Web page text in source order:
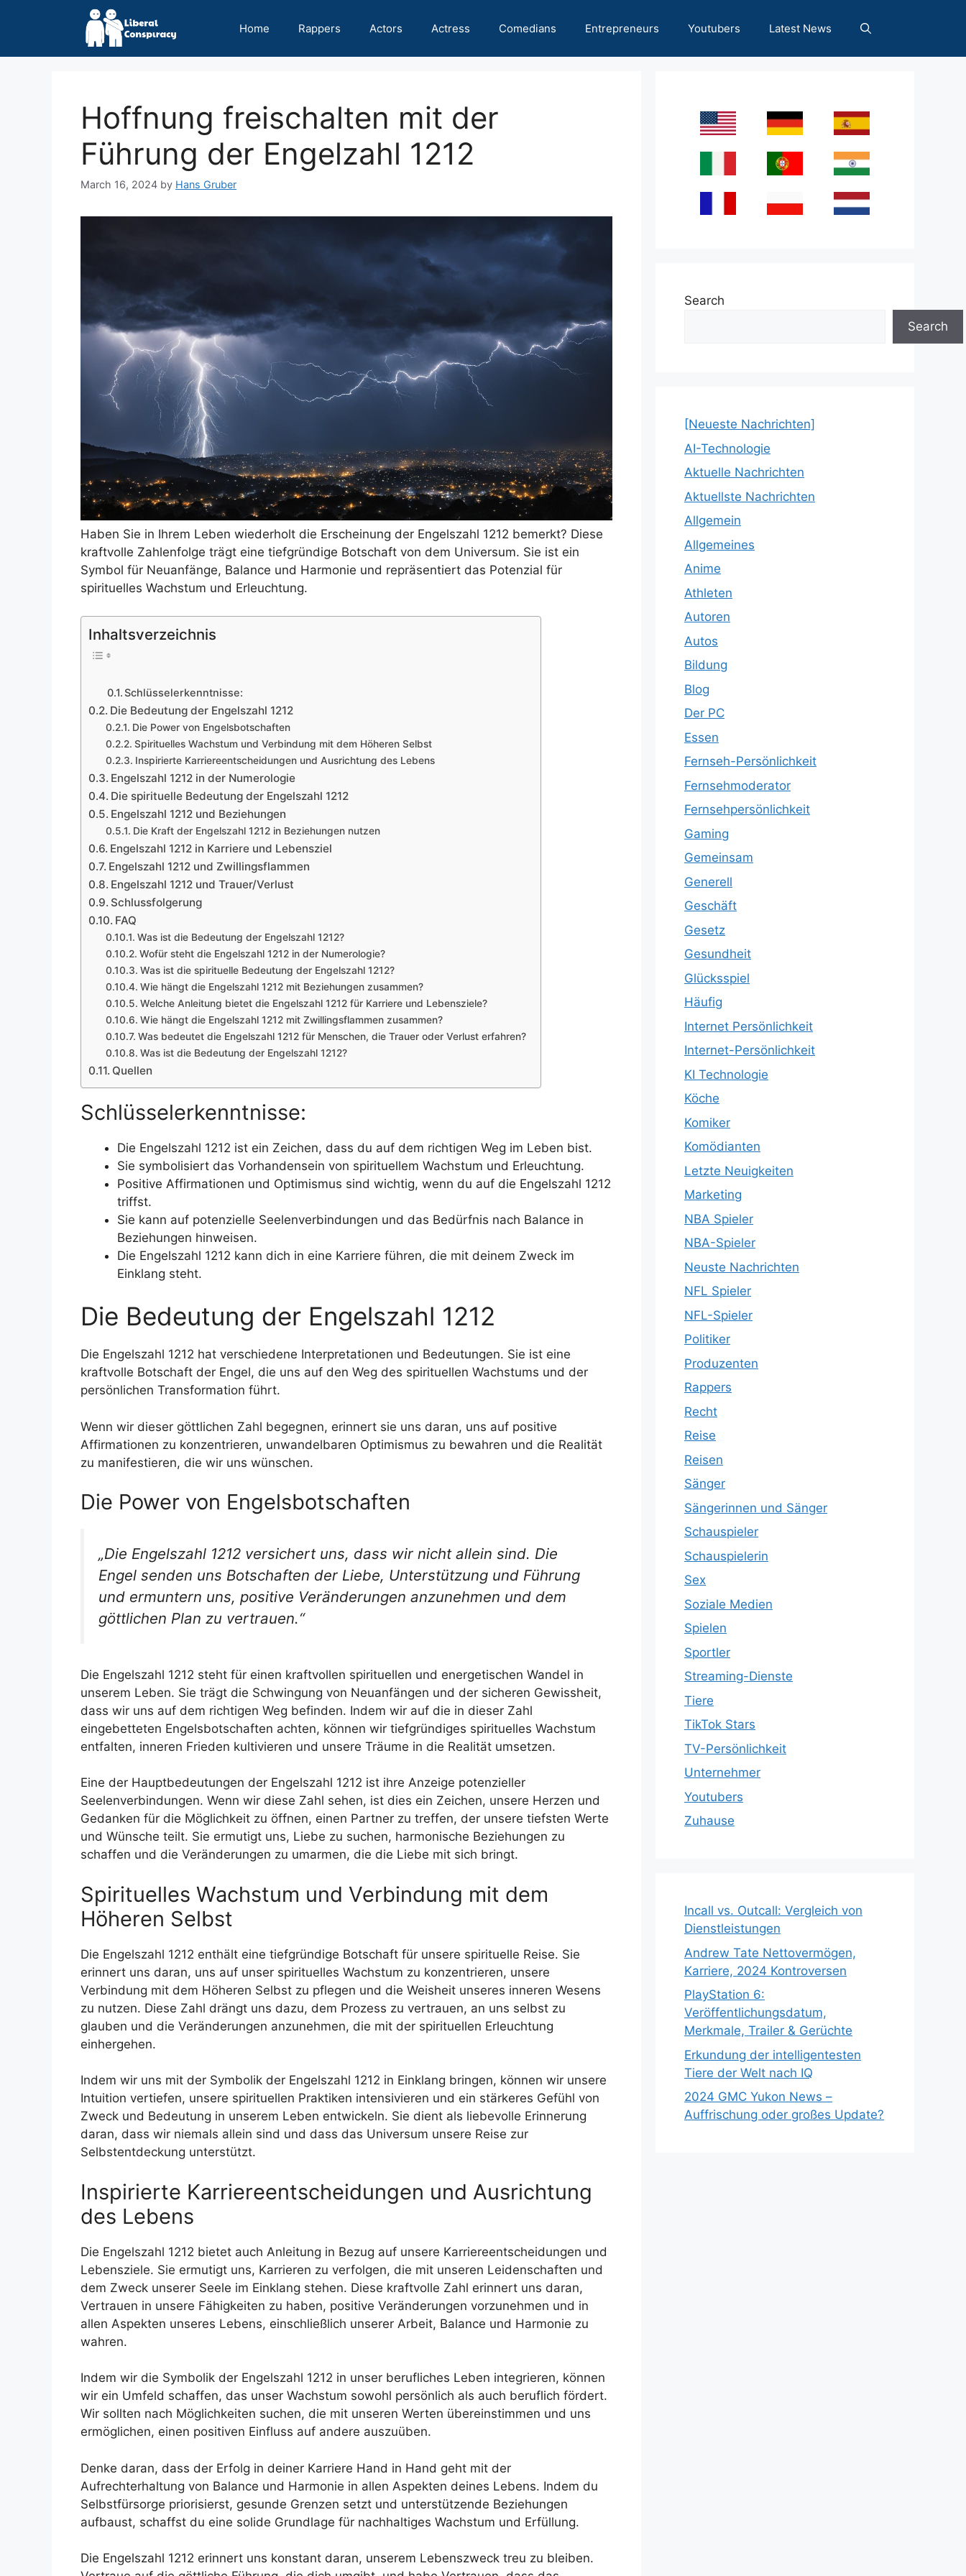
Home Rappers Actors Actress Comedians Entrepreneurs Youtubers Latest News
Hoffnung freischalten mit der
Führung der Engelzahl 1212
March 16, 2024 by Hans Gruber
Haben Sie in Ihrem Leben wiederholt die Erscheinung der Engelszahl 1212 bemerkt? Diese
kraftvolle Zahlenfolge trägt eine tiefgründige Botschaft von dem Universum. Sie ist ein
Symbol für Neuanfänge, Balance und Harmonie und repräsentiert das Potenzial für
spirituelles Wachstum und Erleuchtung.
Inhaltsverzeichnis
Schlüsselerkenntnisse:
Die Bedeutung der Engelszahl 1212
Die Power von Engelsbotschaften
Spirituelles Wachstum und Verbindung mit dem Höheren Selbst
Inspirierte Karriereentscheidungen und Ausrichtung des Lebens
Engelszahl 1212 in der Numerologie
Die spirituelle Bedeutung der Engelszahl 1212
Engelszahl 1212 und Beziehungen
Die Kraft der Engelszahl 1212 in Beziehungen nutzen
Engelszahl 1212 in Karriere und Lebensziel
Engelszahl 1212 und Zwillingsflammen
Engelszahl 1212 und Trauer/Verlust
Schlussfolgerung
FAQ
Was ist die Bedeutung der Engelszahl 1212?
Wofür steht die Engelszahl 1212 in der Numerologie?
Was ist die spirituelle Bedeutung der Engelszahl 1212?
Wie hängt die Engelszahl 1212 mit Beziehungen zusammen?
Welche Anleitung bietet die Engelszahl 1212 für Karriere und Lebensziele?
Wie hängt die Engelszahl 1212 mit Zwillingsflammen zusammen?
Was bedeutet die Engelszahl 1212 für Menschen, die Trauer oder Verlust erfahren?
Was ist die Bedeutung der Engelszahl 1212?
Quellen
Schlüsselerkenntnisse:
Die Engelszahl 1212 ist ein Zeichen, dass du auf dem richtigen Weg im Leben bist.
Sie symbolisiert das Vorhandensein von spirituellem Wachstum und Erleuchtung.
Positive Affirmationen und Optimismus sind wichtig, wenn du auf die Engelszahl 1212
triffst.
Sie kann auf potenzielle Seelenverbindungen und das Bedürfnis nach Balance in
Beziehungen hinweisen.
Die Engelszahl 1212 kann dich in eine Karriere führen, die mit deinem Zweck im
Einklang steht.
Die Bedeutung der Engelszahl 1212
Die Engelszahl 1212 hat verschiedene Interpretationen und Bedeutungen. Sie ist eine
kraftvolle Botschaft der Engel, die uns auf den Weg des spirituellen Wachstums und der
persönlichen Transformation führt.
Wenn wir dieser göttlichen Zahl begegnen, erinnert sie uns daran, uns auf positive
Affirmationen zu konzentrieren, unwandelbaren Optimismus zu bewahren und die Realität
zu manifestieren, die wir uns wünschen.
Die Power von Engelsbotschaften
„Die Engelszahl 1212 versichert uns, dass wir nicht allein sind. Die
Engel senden uns Botschaften der Liebe, Unterstützung und Führung
und ermuntern uns, positive Veränderungen anzunehmen und dem
göttlichen Plan zu vertrauen.“
Die Engelszahl 1212 steht für einen kraftvollen spirituellen und energetischen Wandel in
unserem Leben. Sie trägt die Schwingung von Neuanfängen und der sicheren Gewissheit,
dass wir uns auf dem richtigen Weg befinden. Indem wir auf die in dieser Zahl
eingebetteten Engelsbotschaften achten, können wir tiefgründiges spirituelles Wachstum
entfalten, inneren Frieden kultivieren und unsere Träume in die Realität umsetzen.
Eine der Hauptbedeutungen der Engelszahl 1212 ist ihre Anzeige potenzieller
Seelenverbindungen. Wenn wir diese Zahl sehen, ist dies ein Zeichen, unsere Herzen und
Gedanken für die Möglichkeit zu öffnen, einen Partner zu treffen, der unsere tiefsten Werte
und Wünsche teilt. Sie ermutigt uns, Liebe zu suchen, harmonische Beziehungen zu
schaffen und die Veränderungen zu umarmen, die die Liebe mit sich bringt.
Spirituelles Wachstum und Verbindung mit dem
Höheren Selbst
Die Engelszahl 1212 enthält eine tiefgründige Botschaft für unsere spirituelle Reise. Sie
erinnert uns daran, uns auf unser spirituelles Wachstum zu konzentrieren, unsere
Verbindung mit dem Höheren Selbst zu pflegen und die Weisheit unseres inneren Wesens
zu nutzen. Diese Zahl drängt uns dazu, dem Prozess zu vertrauen, an uns selbst zu
glauben und die Veränderungen anzunehmen, die mit der spirituellen Erleuchtung
einhergehen.
Indem wir uns mit der Symbolik der Engelszahl 1212 in Einklang bringen, können wir unsere
Intuition vertiefen, unsere spirituellen Praktiken intensivieren und ein stärkeres Gefühl von
Zweck und Bedeutung in unserem Leben entwickeln. Sie dient als liebevolle Erinnerung
daran, dass wir niemals allein sind und dass das Universum unsere Reise zur
Selbstentdeckung unterstützt.
Inspirierte Karriereentscheidungen und Ausrichtung
des Lebens
Die Engelszahl 1212 bietet auch Anleitung in Bezug auf unsere Karriereentscheidungen und
Lebensziele. Sie ermutigt uns, Karrieren zu verfolgen, die mit unseren Leidenschaften und
dem Zweck unserer Seele im Einklang stehen. Diese kraftvolle Zahl erinnert uns daran,
Vertrauen in unsere Fähigkeiten zu haben, positive Veränderungen vorzunehmen und in
allen Aspekten unseres Lebens, einschließlich unserer Arbeit, Balance und Harmonie zu
wahren.
Indem wir die Symbolik der Engelszahl 1212 in unser berufliches Leben integrieren, können
wir ein Umfeld schaffen, das unser Wachstum sowohl persönlich als auch beruflich fördert.
Wir sollten nach Möglichkeiten suchen, die mit unseren Werten übereinstimmen und uns
ermöglichen, einen positiven Einfluss auf andere auszuüben.
Denke daran, dass der Erfolg in deiner Karriere Hand in Hand geht mit der
Aufrechterhaltung von Balance und Harmonie in allen Aspekten deines Lebens. Indem du
Selbstfürsorge priorisierst, gesunde Grenzen setzt und unterstützende Beziehungen
aufbaust, schaffst du eine solide Grundlage für nachhaltiges Wachstum und Erfüllung.
Die Engelszahl 1212 erinnert uns konstant daran, unserem Lebenszweck treu zu bleiben.
Search
Search
[Neueste Nachrichten]
AI-Technologie
Aktuelle Nachrichten
Aktuellste Nachrichten
Allgemein
Allgemeines
Anime
Athleten
Autoren
Autos
Bildung
Blog
Der PC
Essen
Fernseh-Persönlichkeit
Fernsehmoderator
Fernsehpersönlichkeit
Gaming
Gemeinsam
Generell
Geschäft
Gesetz
Gesundheit
Glücksspiel
Häufig
Internet Persönlichkeit
Internet-Persönlichkeit
KI Technologie
Köche
Komiker
Komödianten
Letzte Neuigkeiten
Marketing
NBA Spieler
NBA-Spieler
Neuste Nachrichten
NFL Spieler
NFL-Spieler
Politiker
Produzenten
Rappers
Recht
Reise
Reisen
Sänger
Sängerinnen und Sänger
Schauspieler
Schauspielerin
Sex
Soziale Medien
Spielen
Sportler
Streaming-Dienste
Tiere
TikTok Stars
TV-Persönlichkeit
Unternehmer
Youtubers
Zuhause
Incall vs. Outcall: Vergleich von
Dienstleistungen
Andrew Tate Nettovermögen,
Karriere, 2024 Kontroversen
PlayStation 6:
Veröffentlichungsdatum,
Merkmale, Trailer & Gerüchte
Erkundung der intelligentesten
Tiere der Welt nach IQ
2024 GMC Yukon News –
Auffrischung oder großes Update?